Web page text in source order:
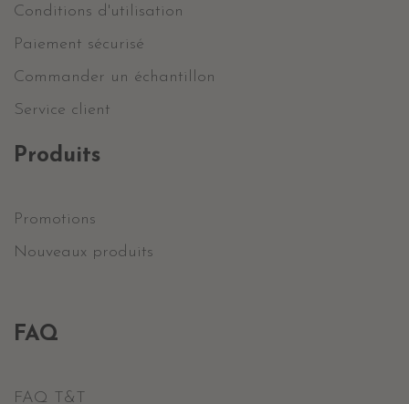
Conditions d'utilisation
Paiement sécurisé
Commander un échantillon
Service client
Produits
Promotions
Nouveaux produits
FAQ
FAQ T&T